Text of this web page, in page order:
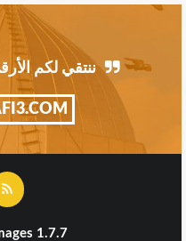
ننتقي لكم
1.7.7